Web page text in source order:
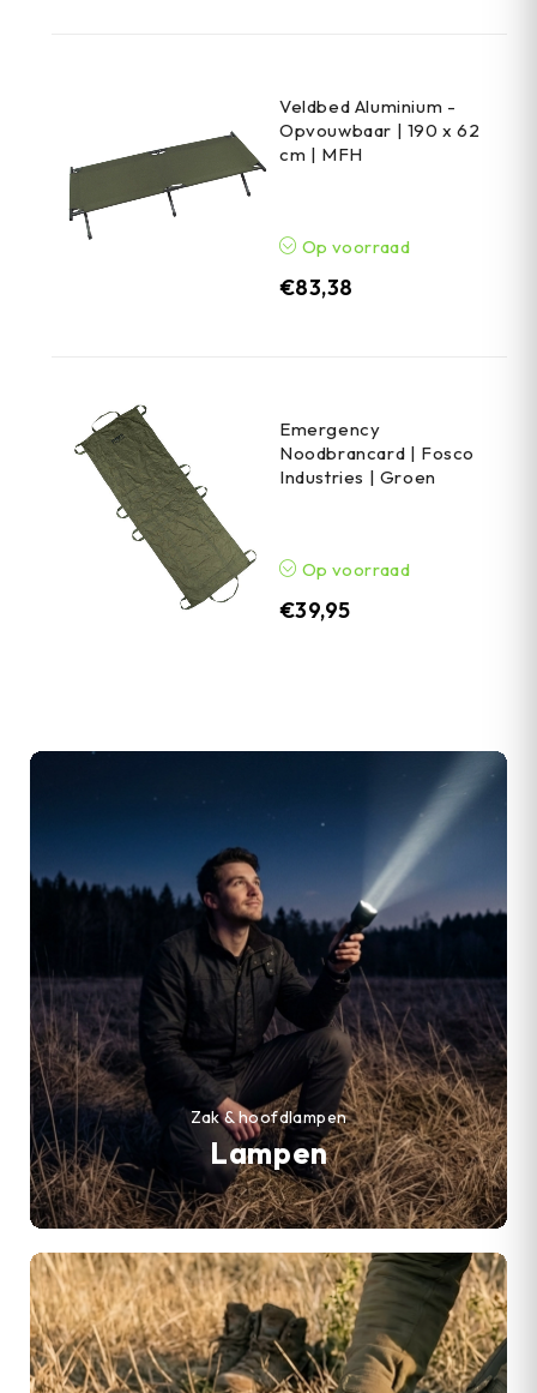
Veldbed Aluminium -
Opvouwbaar | 190 x 62
cm | MFH
Op voorraad
€83,38
Emergency
Noodbrancard | Fosco
Industries | Groen
Op voorraad
€39,95
Lampen
Zak & hoofdlampen